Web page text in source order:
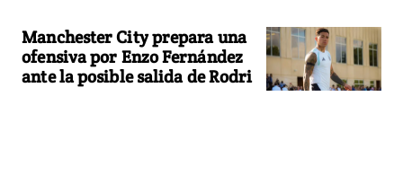
Manchester City prepara una
ofensiva por Enzo Fernández
ante la posible salida de Rodri